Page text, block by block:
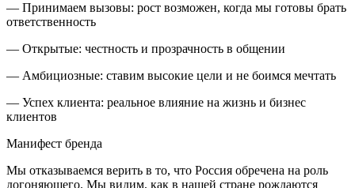
— Принимаем вызовы: рост возможен, когда мы готовы брать
ответственность
— Открытые: честность и прозрачность в общении
— Амбициозные: ставим высокие цели и не боимся мечтать
— Успех клиента: реальное влияние на жизнь и бизнес
клиентов
Манифест бренда
Мы отказываемся верить в то, что Россия обречена на роль
догоняющего. Мы видим, как в нашей стране рождаются